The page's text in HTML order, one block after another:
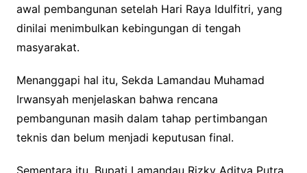
awal pembangunan setelah Hari Raya Idulfitri, yang
dinilai menimbulkan kebingungan di tengah
masyarakat.
Menanggapi hal itu, Sekda Lamandau Muhamad
Irwansyah menjelaskan bahwa rencana
pembangunan masih dalam tahap pertimbangan
teknis dan belum menjadi keputusan final.
Sementara itu, Bupati Lamandau Rizky Aditya Putra